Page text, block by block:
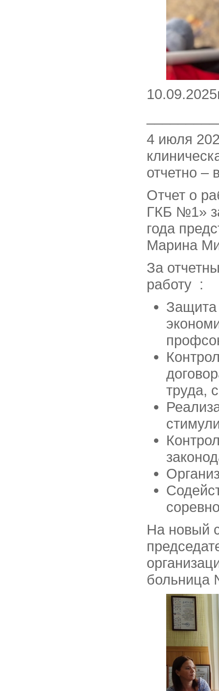
4 июля
отчетно
Отчет о
ГКБ №1»
года
Марина
За
работу :
Защита
труда,
На новый
больница